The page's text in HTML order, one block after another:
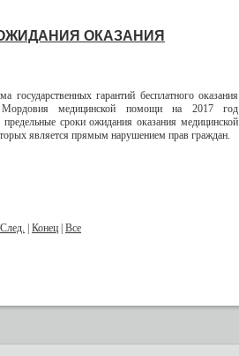
ОКАЗАНИЯ
государственных гарантий бесплатного оказания
Мордовия медицинской помощи на 2017 год
предельные сроки ожидания оказания медицинской
является прямым нарушением прав граждан.
След. Конец Все